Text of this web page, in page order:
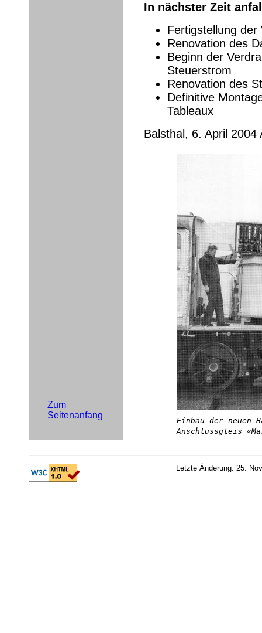
Letzte Änderung: 25.
In nächster Zeit
Fertigstellung der
Renovation des
Beginn der
Steuerstrom
Renovation des
Definitive
Tableaux
Balsthal, 6. April 2004
Einbau der neuen
Anschlussgleis
Zum
Seitenanfang